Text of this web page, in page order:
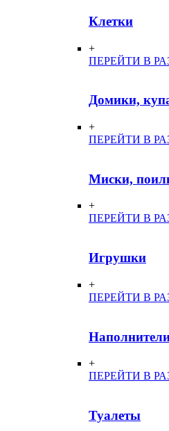
Клетки
+
ПЕРЕЙТИ В
Домики,
+
ПЕРЕЙТИ В
Миски,
+
ПЕРЕЙТИ В
Игрушки
+
ПЕРЕЙТИ В
+
ПЕРЕЙТИ В
Туалеты